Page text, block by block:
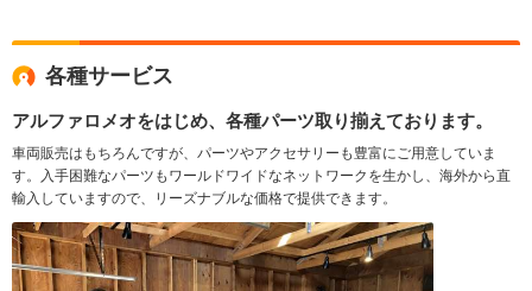
各種サービス
アルファロメオをはじめ、各種パーツ取り揃えております。
車両販売はもちろんですが、パーツやアクセサリーも豊富にご用意していま
す。入手困難なパーツもワールドワイドなネットワークを生かし、海外から直
輸入していますので、リーズナブルな価格で提供できます。